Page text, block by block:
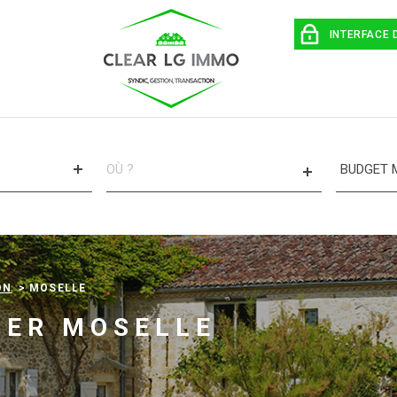
TEXTE
Piscine
INTERFACE
MOSELLE
MOSELLE